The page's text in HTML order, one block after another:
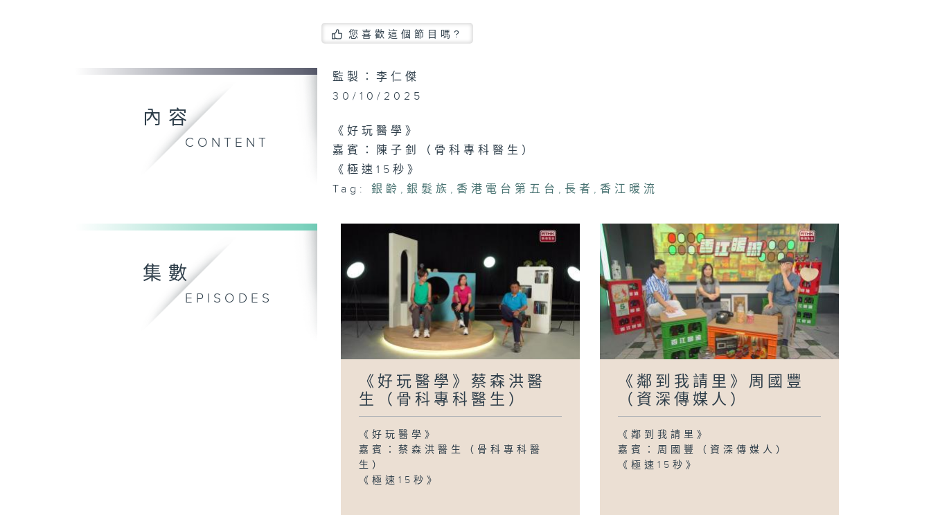
生）
《鄰到我請里》曾
慕雪（一桌兩椅慈
善基金聯合創辦人
兼創意總監）
《埋嚟介紹返》黃
惠娜（黃金時代基
領袖） / 鍾永基
(香港長者健體教
室聯合創辦人兼行
政總裁)、潘寶霞
(長者健體教練)
您喜歡這個節目嗎?
內容
CONTENT
監製：李仁傑
30/10/2025
《好玩醫學》
嘉賓：陳子釗（骨科專科醫生）
《極速15秒》
Tag:
銀齡 ,銀髮族 , 香港電台第五台 ,長者 , 香江暖流
集數
EPISODES
《好玩醫學》蔡森洪醫
生（骨科專科醫生）
《好玩醫學》
嘉賓：蔡森洪醫生（骨科專科醫
生）
《極速15秒》
《鄰到我請里》周國豐
（資深傳媒人）
《鄰到我請里》
嘉賓：周國豐（資深傳媒人）
《極速15秒》